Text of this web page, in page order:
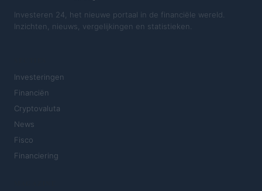
Investeren 24, het nieuwe portaal in de financiële wereld.
Inzichten, nieuws, vergelijkingen en statistieken.
Investeringen
Financiën
Cryptovaluta
News
Fisco
Financiering